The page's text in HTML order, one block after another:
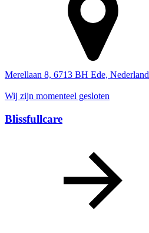
Merellaan 8, 6713 BH Ede, Nederland
Wij zijn momenteel gesloten
Blissfullcare